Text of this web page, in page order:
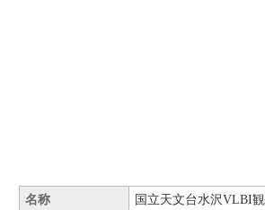
名称 国立天文台水沢VLBI